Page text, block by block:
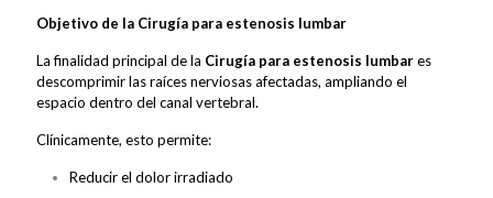
Objetivo de la Cirugía para estenosis lumbar
La finalidad principal de la Cirugía para estenosis lumbares
descomprimir las raíces nerviosas afectadas, ampliando el
espacio dentro del canal vertebral.
Clínicamente, esto permite:
Reducir el dolor irradiado